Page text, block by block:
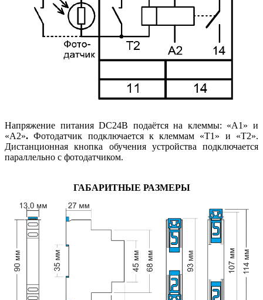
Напряжение питания DC24В подаётся на клеммы: «А1» и
«А2». Фотодатчик подключается к клеммам «Т1» и «Т2».
Дистанционная кнопка обучения устройства подключается
параллельно с фотодатчиком.
ГАБАРИТНЫЕ РАЗМЕРЫ